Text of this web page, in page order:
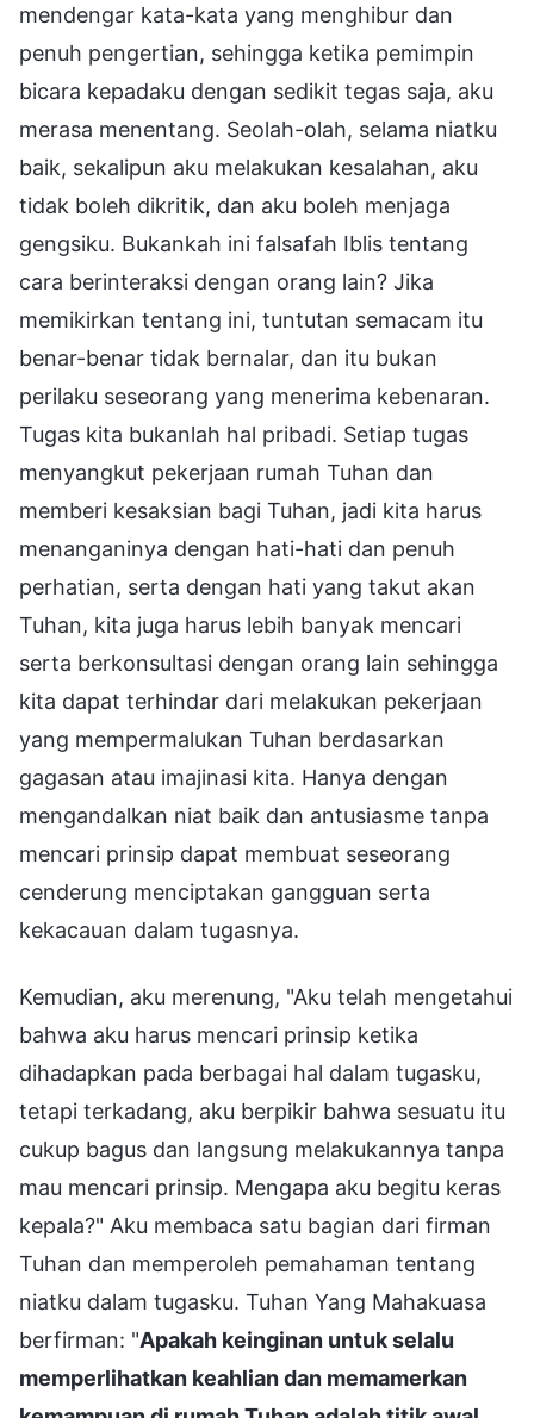
mendengar kata-kata yang menghibur dan
penuh pengertian, sehingga ketika pemimpin
bicara kepadaku dengan sedikit tegas saja, aku
merasa menentang. Seolah-olah, selama niatku
baik, sekalipun aku melakukan kesalahan, aku
tidak boleh dikritik, dan aku boleh menjaga
gengsiku. Bukankah ini falsafah Iblis tentang
cara berinteraksi dengan orang lain? Jika
memikirkan tentang ini, tuntutan semacam itu
benar-benar tidak bernalar, dan itu bukan
perilaku seseorang yang menerima kebenaran.
Tugas kita bukanlah hal pribadi. Setiap tugas
menyangkut pekerjaan rumah Tuhan dan
memberi kesaksian bagi Tuhan, jadi kita harus
menanganinya dengan hati-hati dan penuh
perhatian, serta dengan hati yang takut akan
Tuhan, kita juga harus lebih banyak mencari
serta berkonsultasi dengan orang lain sehingga
kita dapat terhindar dari melakukan pekerjaan
yang mempermalukan Tuhan berdasarkan
gagasan atau imajinasi kita. Hanya dengan
mengandalkan niat baik dan antusiasme tanpa
mencari prinsip dapat membuat seseorang
cenderung menciptakan gangguan serta
kekacauan dalam tugasnya.
Kemudian, aku merenung, "Aku telah mengetahui
bahwa aku harus mencari prinsip ketika
dihadapkan pada berbagai hal dalam tugasku,
tetapi terkadang, aku berpikir bahwa sesuatu itu
cukup bagus dan langsung melakukannya tanpa
mau mencari prinsip. Mengapa aku begitu keras
kepala?" Aku membaca satu bagian dari firman
Tuhan dan memperoleh pemahaman tentang
niatku dalam tugasku. Tuhan Yang Mahakuasa
berfirman: "Apakah keinginan untuk selalu
memperlihatkan keahlian dan memamerkan